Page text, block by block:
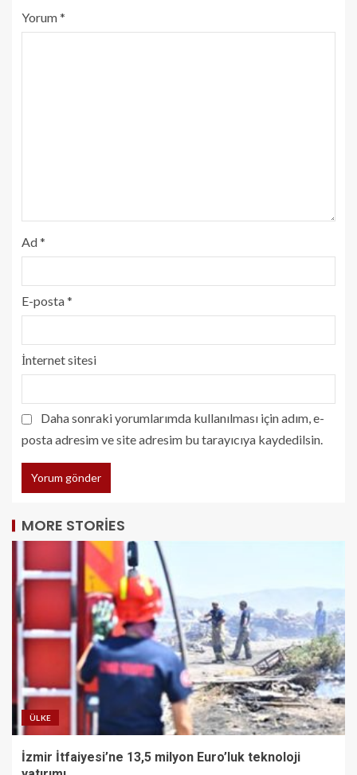
Yorum*
Ad*
E-posta*
İnternet sitesi
Daha sonraki yorumlarımda kullanılması için adım, e-
posta adresim ve site adresim bu tarayıcıya kaydedilsin.
MORE STORIES
ÜLKE
İzmir İtfaiyesi’ne 13,5 milyon Euro’luk teknoloji